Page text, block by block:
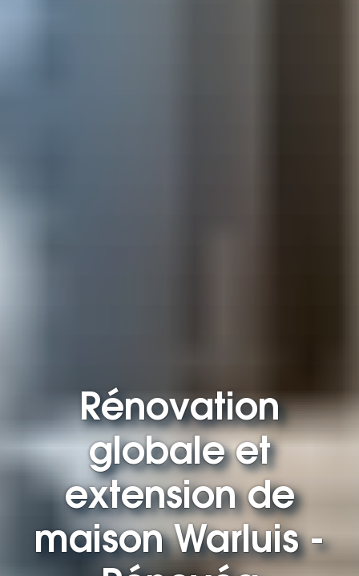
Rénovation
globale et
extension de
maison Warluis -